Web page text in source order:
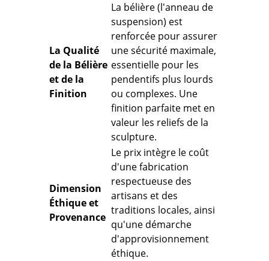
La Qualité
de la Bélière
et de la
Finition
La bélière (l'anneau de
suspension) est
renforcée pour assurer
une sécurité maximale,
essentielle pour les
pendentifs plus lourds
ou complexes. Une
finition parfaite met en
valeur les reliefs de la
sculpture.
Dimension
Éthique et
Provenance
Le prix intègre le coût
d'une fabrication
respectueuse des
artisans et des
traditions locales, ainsi
qu'une démarche
d'approvisionnement
éthique.